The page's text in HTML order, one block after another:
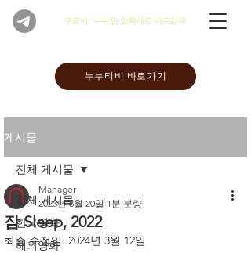
​구글에 '누누'만 입력해도 바로검색
누누티비 바로가기
게시물
전체 게시물
한국영화
해외영화
전체 게시물
잠 Sleep, 2022
Manager
2023년 8월 20일 1분 분량
최종 수정일: 2024년 3월 12일